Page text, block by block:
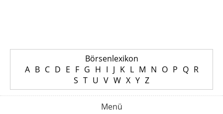
Börsenlexikon
A B C D E F G H I J K L M N O P Q R
S T U V W X Y Z
Menü